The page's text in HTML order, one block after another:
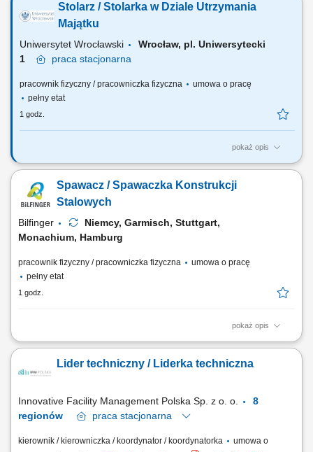
tapet, m.in. flizelina), Przygotowanie powierzchni pod wykończenie:
szpachlowanie, szlifowanie, gruntowanie, Dbanie o jakość wykonania i
Stolarz / Stolarka w Dziale Utrzymania
Majątku
Uniwersytet Wrocławski
Wrocław, pl. Uniwersytecki
1
praca stacjonarna
pracownik fizyczny / pracowniczka fizyczna
umowa o pracę
pełny etat
1 godz.
pokaż opis
Główne obowiązki Wykonywanie prac stolarskich oraz prowadzenie
Usuwanie awarii stolarskich. Wykonywanie poleceń służbowych w
ramach swoich obowiązków. Pobieranie z magazynu i rozliczanie
Spawacz / Spawaczka Konstrukcji
Stalowych
Bilfinger
Niemcy, Garmisch, Stuttgart,
Monachium, Hamburg
pracownik fizyczny / pracowniczka fizyczna
umowa o pracę
pełny etat
1 godz.
pokaż opis
Opis stanowiska: Spawanie konstrukcji stalowych oraz elementów
materiałów do spawania zgodnie z dokumentacją techniczną.
Wykonywanie napraw maszyn i urządzeń pracujących na placach
Lider techniczny / Liderka techniczna
Innovative Facility Management Polska Sp. z o. o.
8
praca stacjonarna
kierownik / kierowniczka / koordynator / koordynatorka
umowa o